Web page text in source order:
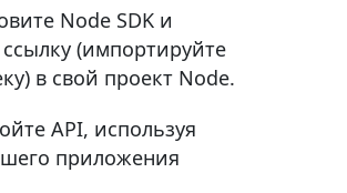
Node SDK и
(импортируйте
в свой проект Node.
API, используя
приложения